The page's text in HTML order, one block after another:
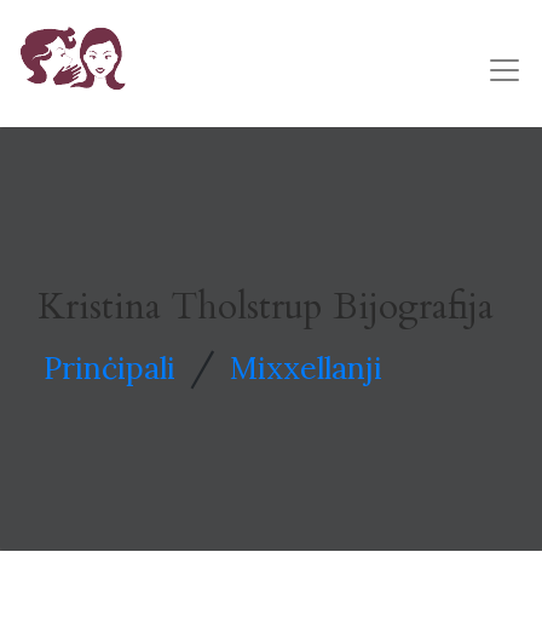
Kristina Tholstrup Bijografija
Prinċipali / Mixxellanji